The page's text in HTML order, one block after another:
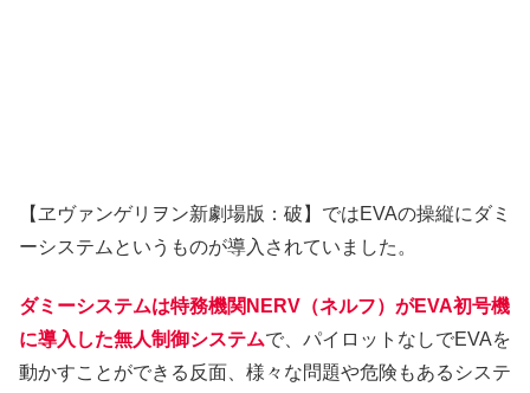
【ヱヴァンゲリヲン新劇場版：破】ではEVAの操縦にダミ
ーシステムというものが導入されていました。
ダミーシステムは特務機関NERV（ネルフ）がEVA初号機
に導入した無人制御システムで、パイロットなしでEVAを
動かすことができる反面、様々な問題や危険もあるシステ